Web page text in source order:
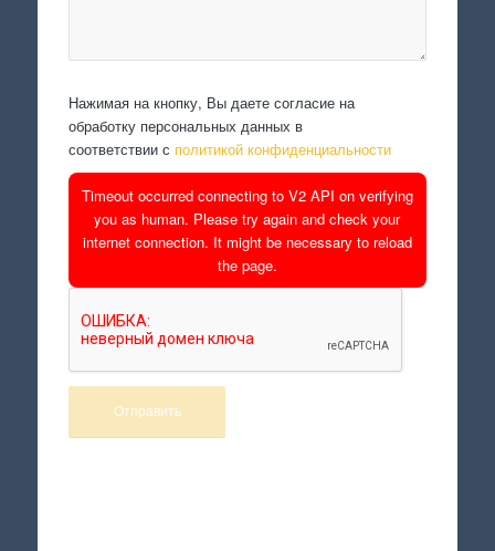
Нажимая на кнопку, Вы даете согласие на
обработку персональных данных в
соответствии с политикой конфиденциальности
Timeout occurred connecting to V2 API on verifying
you as human. Please try again and check your
internet connection. It might be necessary to reload
the page.